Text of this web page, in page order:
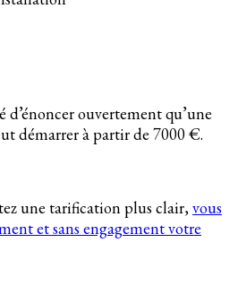
ouvertement qu’une
démarrer à partir de 7000 €.
une tarification plus clair,vous
et sans engagement votre